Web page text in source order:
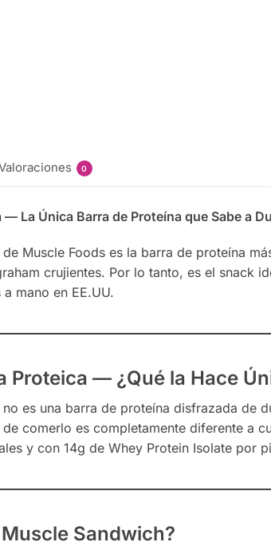
0
La Única Barra de Proteína que Sabe a
de Muscle Foods es la barra de proteína
crujientes. Por lo tanto, es el snack
mano en EE.UU.
Proteica — ¿Qué la Hace
no es una barra de proteína disfrazada de
comerlo es completamente diferente a
y con 14g de Whey Protein Isolate por
Sandwich?